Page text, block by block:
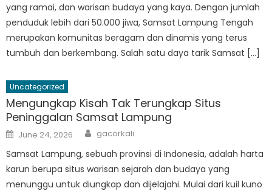
yang ramai, dan warisan budaya yang kaya. Dengan jumlah
penduduk lebih dari 50.000 jiwa, Samsat Lampung Tengah
merupakan komunitas beragam dan dinamis yang terus
tumbuh dan berkembang. Salah satu daya tarik Samsat […]
Uncategorized
Mengungkap Kisah Tak Terungkap Situs
Peninggalan Samsat Lampung
Posted
on
June 24, 2026 Author
gacorkali
Samsat Lampung, sebuah provinsi di Indonesia, adalah harta
karun berupa situs warisan sejarah dan budaya yang
menunggu untuk diungkap dan dijelajahi. Mulai dari kuil kuno